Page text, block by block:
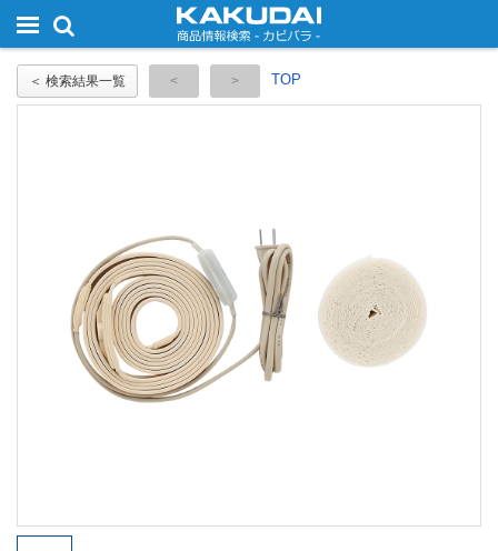
＜ 検索結果一覧 TOP